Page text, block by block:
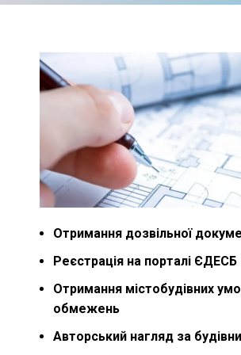
Отримання дозвільної
Реєстрація на порталі ЄДЕСБ
Отримання містобудівних
обмежень
Авторський нагляд за